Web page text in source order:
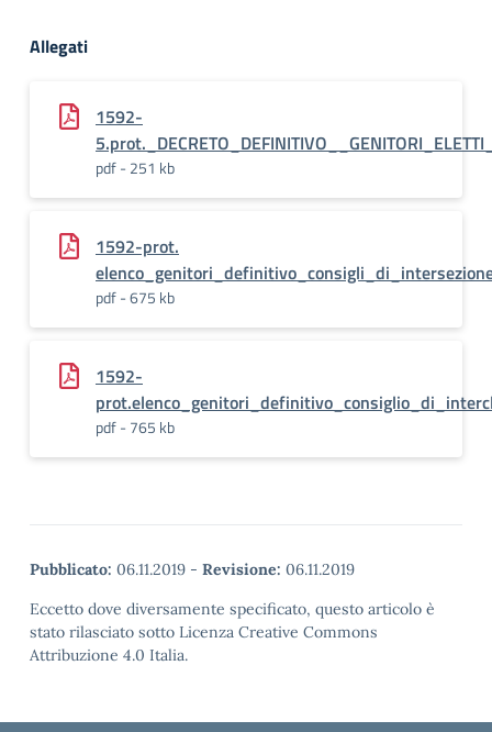
Allegati
1592-
pdf - 251 kb
1592-prot.
pdf - 675 kb
1592-
pdf - 765 kb
Pubblicato: 06.11.2019 - Revisione: 06.11.2019
Eccetto dove diversamente specificato, questo articolo è
stato rilasciato sotto Licenza Creative Commons
Attribuzione 4.0 Italia.